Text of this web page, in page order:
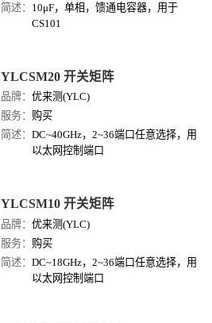
简述： 10μF，单相，馈通电容器，用于
CS101
YLCSM20 开关矩阵
品牌：优来测(YLC)
服务： 购买
简述：DC~40GHz，2~36端口任意选择，用
以太网控制端口
YLCSM10 开关矩阵
品牌：优来测(YLC)
服务： 购买
简述：DC~18GHz，2~36端口任意选择，用
以太网控制端口